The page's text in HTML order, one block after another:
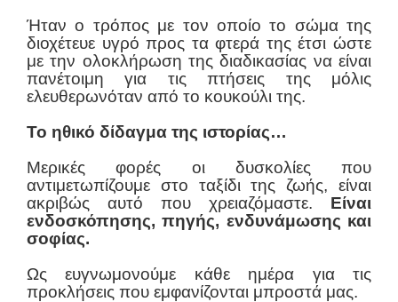
Ήταν ο τρόπος με τον οποίο το σώμα της
διοχέτευε υγρό προς τα φτερά της έτσι ώστε
με την ολοκλήρωση της διαδικασίας να είναι
πανέτοιμη για τις πτήσεις της μόλις
ελευθερωνόταν από το κουκούλι της.
Το ηθικό δίδαγμα της ιστορίας…
Μερικές φορές οι δυσκολίες που
αντιμετωπίζουμε στο ταξίδι της ζωής, είναι
ακριβώς αυτό που χρειαζόμαστε. Είναι
ενδοσκόπησης, πηγής, ενδυνάμωσης και
σοφίας.
Ως ευγνωμονούμε κάθε ημέρα για τις
προκλήσεις που εμφανίζονται μπροστά μας.